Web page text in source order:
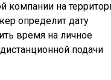
на
определит дату
время на личное
подачи